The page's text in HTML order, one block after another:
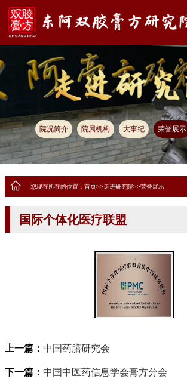
院况简介 院属机构 大事纪 荣誉展示
您现在所在的位置： 首页>>走进研究院>>荣誉展示
国际个体化医疗联盟
上一篇： 中国药膳研究会
下一篇： 中国中医药信息学会膏方分会